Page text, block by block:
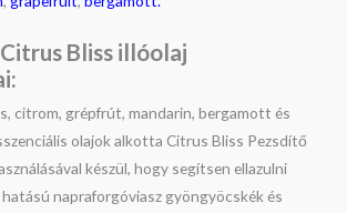
Bliss illóolaj
citrom, grépfrút, mandarin, bergamott és
olajok alkotta Citrus Bliss Pezsdítő
készül, hogy segítsen ellazulni
napraforgóviasz gyöngyöcskék és